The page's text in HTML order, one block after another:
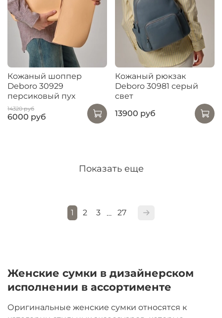
Кожаный шоппер
Deboro 30929
персиковый пух
14320 руб
6000 руб
Кожаный рюкзак
Deboro 30981 серый
свет
13900 руб
Показать еще
1 2 3 … 27
Женские сумки в дизайнерском
исполнении в ассортименте
Оригинальные женские сумки относятся к